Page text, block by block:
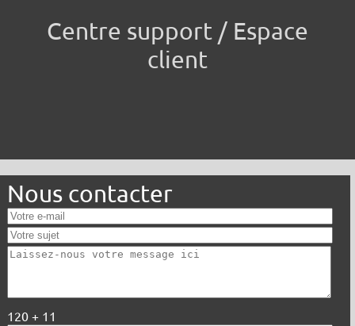
Centre support / Espace
client
Nous contacter
120 + 11